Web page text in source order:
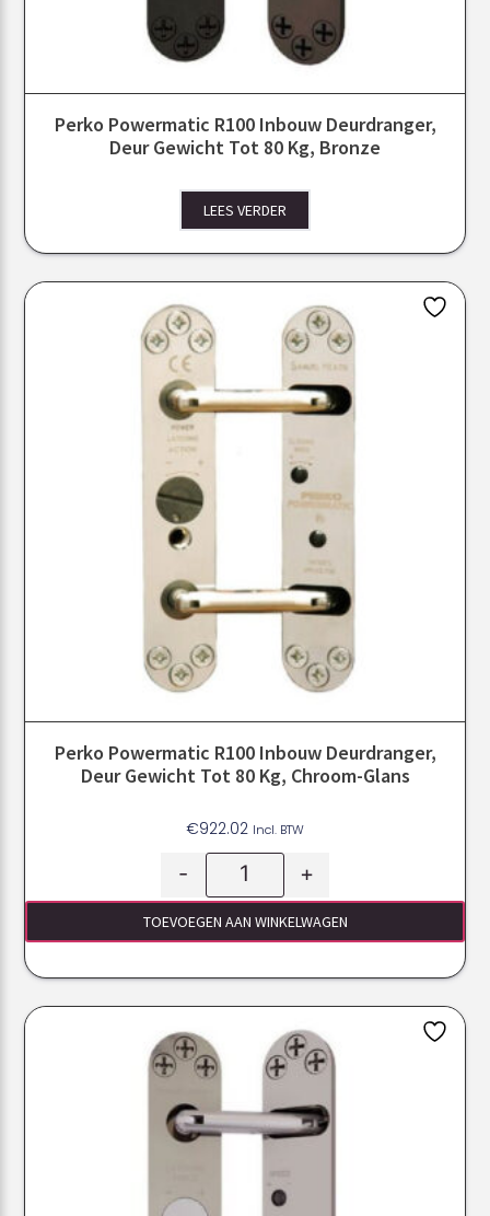
Perko Powermatic R100 Inbouw Deurdranger,
Deur Gewicht Tot 80 Kg, Bronze
LEES VERDER
Perko Powermatic R100 Inbouw Deurdranger,
Deur Gewicht Tot 80 Kg, Chroom-Glans
€922.02 Incl. BTW
- +
TOEVOEGEN AAN WINKELWAGEN